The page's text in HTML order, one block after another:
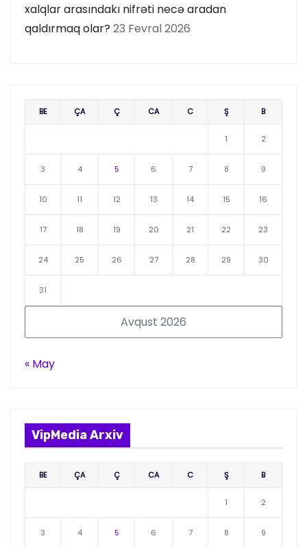
xalqlar arasındakı nifrəti necə aradan
qaldırmaq olar? 23 Fevral 2026
Avqust 2026
BE ÇA Ç CA C Ş B
1 2
3 4 5 6 7 8 9
10 11 12 13 14 15 16
17 18 19 20 21 22 23
24 25 26 27 28 29 30
31
« May
VipMedia Arxiv
BE ÇA Ç CA C Ş B
1 2
3 4 5 6 7 8 9